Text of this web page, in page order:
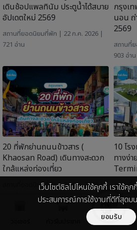
เดินช้อปแพลทินัม ประตูน้ำได้สบาย
อัปเดตใหม่ 2569
สถานที่ยอดนิยมที่พัก | 22 ก.ค. 2026 |
721 อ่าน
กรุงเ
นอน ถ่
2569
สถานที่
903 อ่าน
20 ที่พักย่านถนนข้าวสาร (
Khaosan Road) เดินทางสะดวก
ใกล้แหล่งท่องเที่ยว
สถานที่ยอดนิยมที่พัก| 21 ก.ค. 2026 |
10 โร
ทางง่
สถานที่
774 อ่าน
เว็บไซต์ชิลไปไหนใช้คุกกี้ เราใช้คุ
ประสบการณ์การใช้งานที่ดีที่สุดบ
ยอมรับ